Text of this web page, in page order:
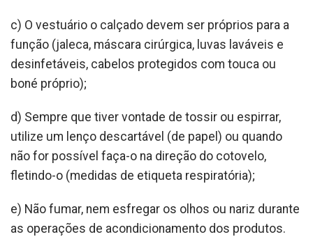
c) O vestuário o calçado devem ser próprios para a
função (jaleca, máscara cirúrgica, luvas laváveis e
desinfetáveis, cabelos protegidos com touca ou
boné próprio);
d) Sempre que tiver vontade de tossir ou espirrar,
utilize um lenço descartável (de papel) ou quando
não for possível faça-o na direção do cotovelo,
fletindo-o (medidas de etiqueta respiratória);
e) Não fumar, nem esfregar os olhos ou nariz durante
as operações de acondicionamento dos produtos.